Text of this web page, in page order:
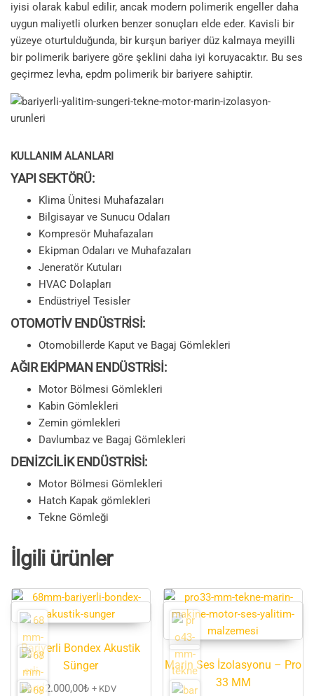
iyisi olarak kabul edilir, ancak modern polimerik engeller daha
uygun maliyetli olurken benzer sonuçları elde eder. Kavisli bir
yüzeye oturtulduğunda, bir kurşun bariyer düz kalmaya meyilli
bir polimerik bariyere göre şeklini daha iyi koruyacaktır. Bu ses
geçirmez levha, epdm polimerik bir bariyere sahiptir.
KULLANIM ALANLARI
YAPI SEKTÖRÜ:
Klima Ünitesi Muhafazaları
Bilgisayar ve Sunucu Odaları
Kompresör Muhafazaları
Ekipman Odaları ve Muhafazaları
Jeneratör Kutuları
HVAC Dolapları
Endüstriyel Tesisler
OTOMOTİV ENDÜSTRİSİ:
Otomobillerde Kaput ve Bagaj Gömlekleri
AĞIR EKİPMAN ENDÜSTRİSİ:
Motor Bölmesi Gömlekleri
Kabin Gömlekleri
Zemin gömlekleri
Davlumbaz ve Bagaj Gömlekleri
DENİZCİLİK ENDÜSTRİSİ:
Motor Bölmesi Gömlekleri
Hatch Kapak gömlekleri
Tekne Gömleği
İlgili ürünler
Bariyerli Bondex Akustik
Sünger
2.000,00₺ + KDV
Marin Ses İzolasyonu – Pro
33 MM